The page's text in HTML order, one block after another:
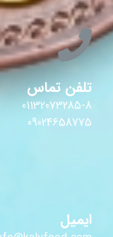
تلفن تماس
01132073285-8
09024658775
ایمیل